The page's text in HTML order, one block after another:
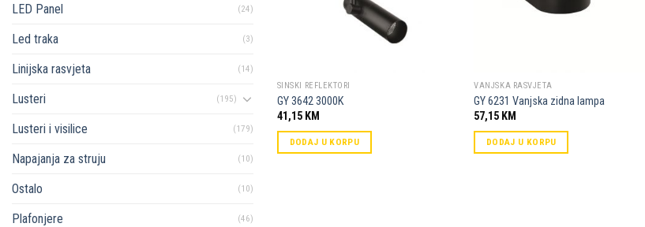
LED Panel (24)
Led traka (3)
Linijska rasvjeta (14)
Lusteri (195)
Lusteri i visilice (179)
Napajanja za struju (10)
Ostalo (10)
Plafonjere (46)
SINSKI REFLEKTORI
GY 3642 3000K
41,15 KM
DODAJ U KORPU
VANJSKA RASVJETA
GY 6231 Vanjska zidna lampa
57,15 KM
DODAJ U KORPU